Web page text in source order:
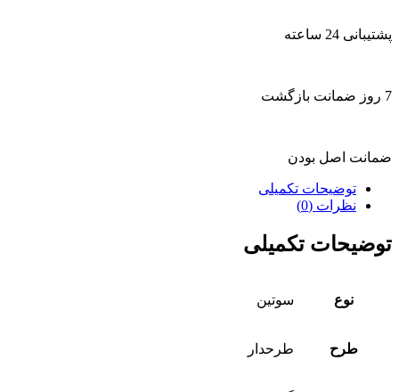
پشتیبانی 24 ساعته
7 روز ضمانت بازگشت
ضمانت اصل بودن
توضیحات تکمیلی
نظرات (0)
توضیحات تکمیلی
نوع سوتین
طرح طرحدار